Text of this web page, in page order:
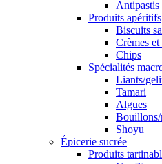
Antipastis
Produits apéritifs
Biscuits
Crèmes et
Chips
Spécialités
Liants/
Tamari
Algues
Shoyu
Épicerie sucrée
Produits